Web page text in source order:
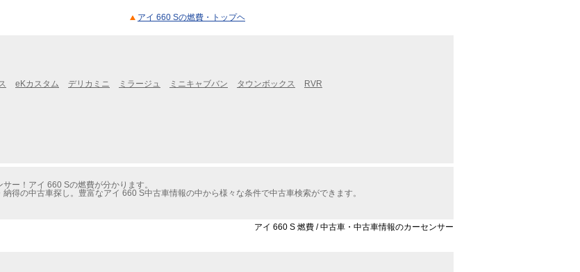
アイ 660 Sの燃費・トップヘ
eKカスタム デリカミニ ミラージュ ミニキャブバン タウンボックス RVR
ー！アイ 660 Sの燃費が分かります。
得の中古車探し。豊富なアイ 660 S中古車情報の中から様々な条件で中古車検索ができます。
アイ 660 S 燃費 / 中古車・中古車情報のカーセンサー